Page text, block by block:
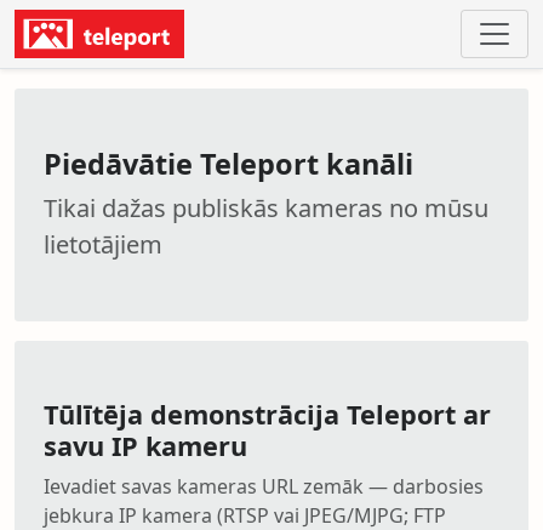
Piedāvātie Teleport kanāli
Tikai dažas publiskās kameras no mūsu
lietotājiem
Tūlītēja demonstrācija Teleport ar
savu IP kameru
Ievadiet savas kameras URL zemāk — darbosies
jebkura IP kamera (RTSP vai JPEG/MJPG; FTP